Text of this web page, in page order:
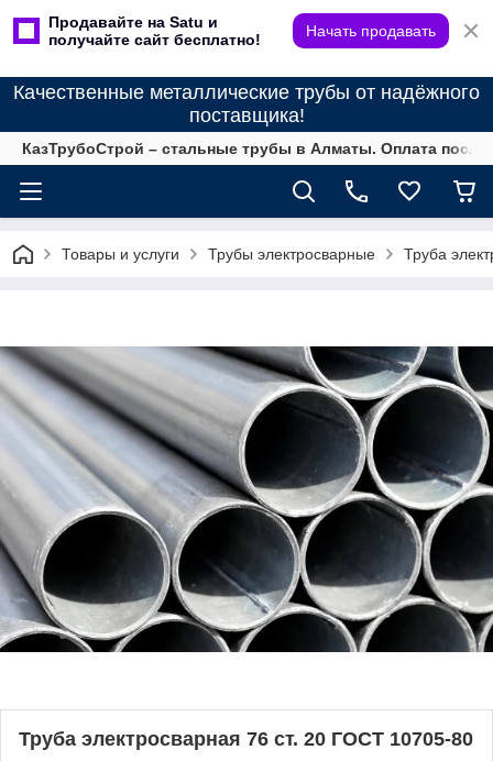
Продавайте на Satu и
получайте сайт бесплатно!
Начать продавать
Качественные металлические трубы от надёжного
поставщика!
КазТрубоСтрой – стальные трубы в Алматы. Оплата
Товары и услуги Трубы электросварные Труба
Труба электросварная 76 ст. 20 ГОСТ 10705-80